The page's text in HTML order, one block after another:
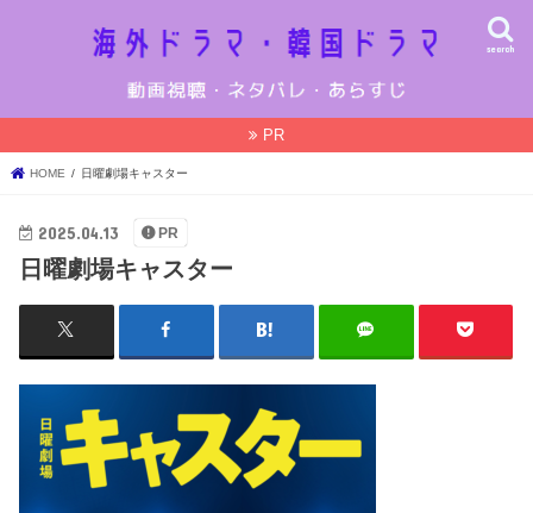
search
PR
HOME 日曜劇場キャスター
2025.04.13 PR
日曜劇場キャスター